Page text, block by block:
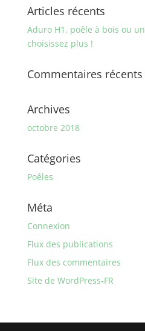
Articles récents
Aduro H1, poêle à bois ou
choisissez plus !
Commentaires récents
Archives
octobre 2018
Catégories
Poêles
Méta
Connexion
Flux des publications
Flux des commentaires
Site de WordPress-FR